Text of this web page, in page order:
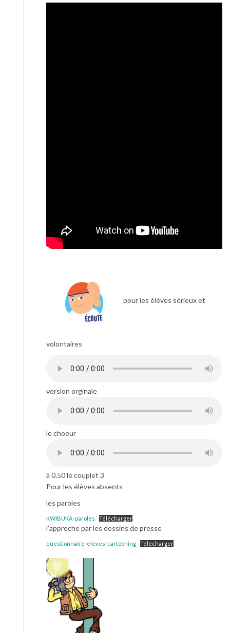
pour les élèves sérieux et
volontaires
version orginale
le choeur
à 0.50 le couplet 3
Pour les élèves absents
les paroles
KWIBUKA-paroles Télécharger
l’approche par les dessins de presse
questionnaire-eleves-cartooning Télécharger